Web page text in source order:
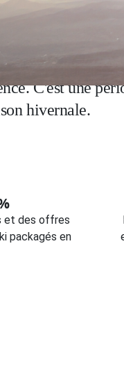
à fait possible !
C'est une
hivernale.
et des offres
packagés en